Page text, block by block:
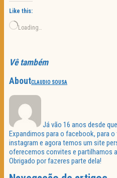
Like this:
Loading…
Vê também
AboutCLAUDIO SOUSA
Já vão 16 anos desde
Expandimos para o facebook, para
instagram e agora temos um site
oferecemos convites e partilhamos
Obrigado por fazeres parte dela!